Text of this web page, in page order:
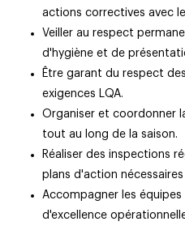
actions correctives avec
Veiller au respect
d'hygiène et de
Être garant du respect
exigences LQA.
Organiser et coordonner
tout au long de la saison.
Réaliser des inspections
plans d'action
Accompagner les
d'excellence